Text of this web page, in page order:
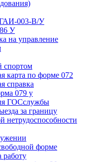
003-В/У
У
на управление
спортом
карта по форме 072
справка
079 у
ГОСслужбы
за границу
нетрудоспособности
форме
работу